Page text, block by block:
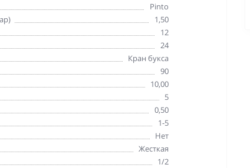
Pinto
1,50
12
24
Кран букса
90
10,00
5
0,50
1-5
Нет
Жесткая
1/2